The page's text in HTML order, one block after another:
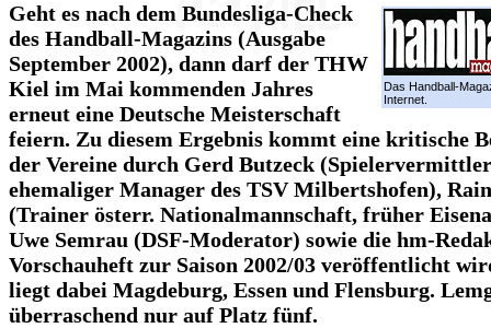
Das Handball-
Internet.
Geht es nach dem Bundesliga-Check
des Handball-Magazins (Ausgabe
September 2002), dann darf der THW
Kiel im Mai kommenden Jahres
erneut eine Deutsche Meisterschaft
feiern. Zu diesem Ergebnis kommt eine kritische
der Vereine durch Gerd Butzeck
ehemaliger Manager des TSV Milbertshofen),
(Trainer österr. Nationalmannschaft, früher
Uwe Semrau (DSF-Moderator) sowie die hm-
Vorschauheft zur Saison 2002/03 veröffentlicht
liegt dabei Magdeburg, Essen und Flensburg.
überraschend nur auf Platz fünf.